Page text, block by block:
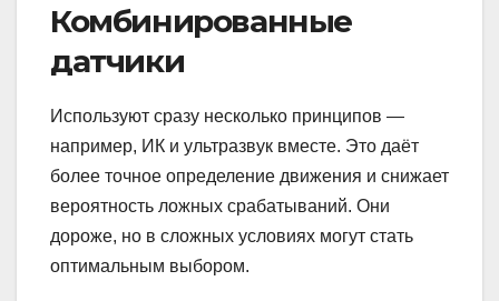
Комбинированные
датчики
Используют сразу несколько принципов —
например, ИК и ультразвук вместе. Это даёт
более точное определение движения и снижает
вероятность ложных срабатываний. Они
дороже, но в сложных условиях могут стать
оптимальным выбором.